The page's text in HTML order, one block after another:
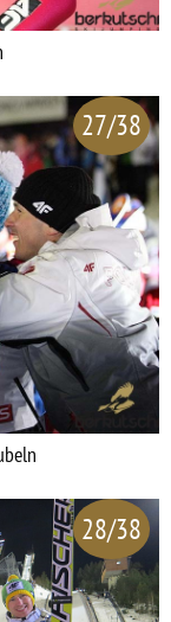
27/38
28/38